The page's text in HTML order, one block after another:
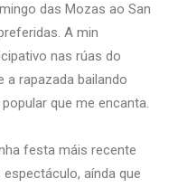
das Mozas ao San
A min
nas rúas do
a rapazada bailando
que me encanta.
festa máis recente
aínda que